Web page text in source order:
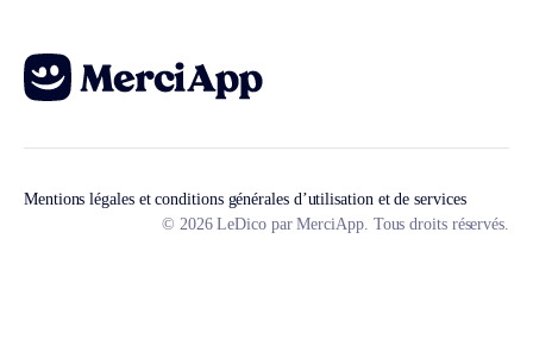
Mentions légales et conditions générales d’utilisation et de services
© 2026 LeDico par MerciApp. Tous droits réservés.